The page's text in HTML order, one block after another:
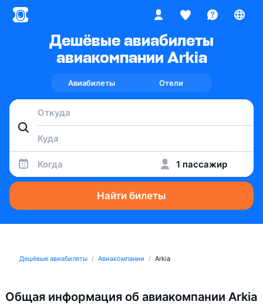
Дешёвые авиабилеты
авиакомпании Arkia
Авиабилеты Отели
Когда 1 пассажир
Найти билеты
Дешёвые авиабилеты Авиакомпании Arkia
Общая информация об авиакомпании Arkia